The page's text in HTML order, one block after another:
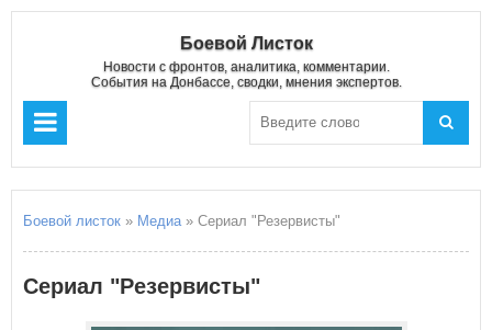
Боевой Листок
Новости с фронтов, аналитика, комментарии.
События на Донбассе, сводки, мнения экспертов.
Боевой листок » Медиа» Сериал "Резервисты"
Сериал "Резервисты"